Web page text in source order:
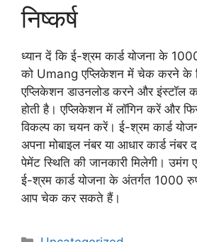
निष्कर्ष
ध्यान दें कि ई-श्रम कार्ड योजना के
को Umang एप्लिकेशन में चेक करने के
एप्लिकेशन डाउनलोड करने और इंस्टॉल
होती है। एप्लिकेशन में लॉगिन करें और
विकल्प का चयन करें। ई-श्रम कार्ड
अपना मोबाइल नंबर या आधार कार्ड नंबर
पेमेंट स्थिति की जानकारी मिलेगी।
ई-श्रम कार्ड योजना के अंतर्गत 1000
आप चेक कर सकते हैं।
Categories